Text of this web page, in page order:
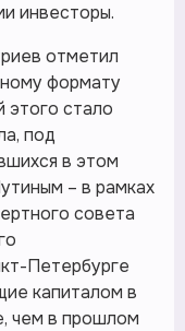
инвесторы.
отметил
формату
этого стало
под
в этом
– в рамках
совета
Петербурге
капиталом в
чем в прошлом